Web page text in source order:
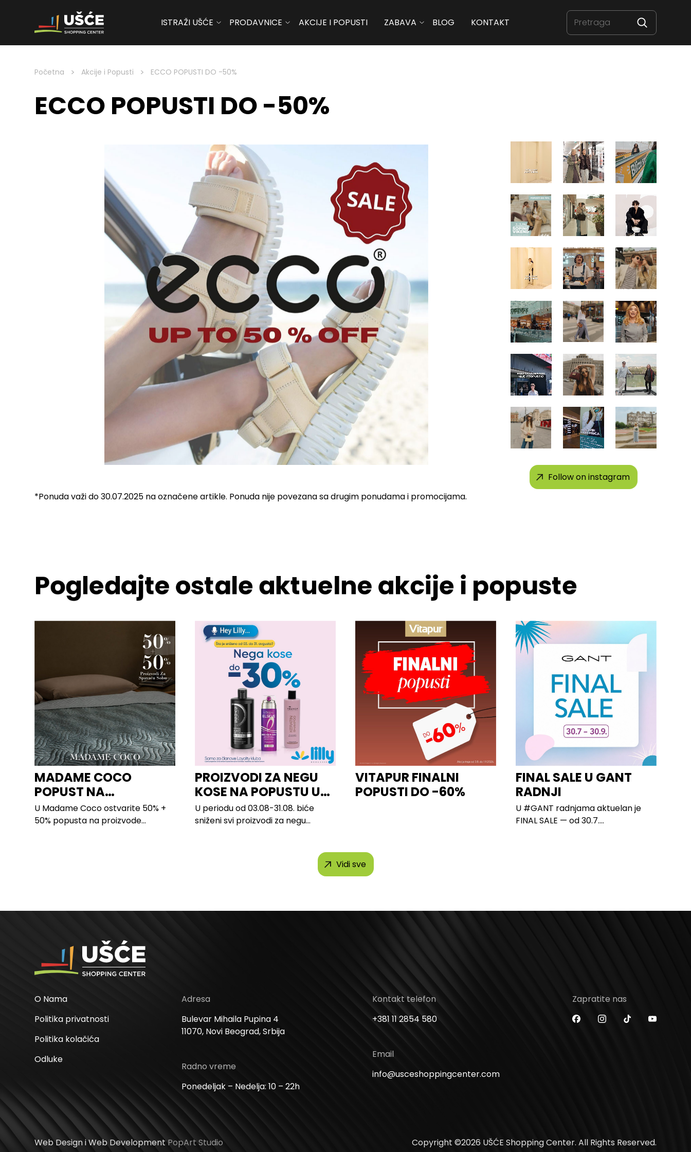
Skip to content
ISTRAŽI UŠĆE PRODAVNICE AKCIJE I POPUSTI ZABAVA BLOG KONTAKT
Početna > Akcije i Popusti > ECCO POPUSTI DO -50%
ECCO POPUSTI DO -50%
Follow on instagram
*Ponuda važi do 30.07.2025 na označene artikle. Ponuda nije povezana sa drugim ponudama i promocijama.
Pogledajte ostale aktuelne akcije i popuste
MADAME COCO
POPUST NA
PROIZVODE ZA
SPAVAĆU SOBU
U Madame Coco ostvarite 50% +
50% popusta na proizvode...
PROIZVODI ZA NEGU
KOSE NA POPUSTU U
LILLY
U periodu od 03.08-31.08. biće
sniženi svi proizvodi za negu
VITAPUR FINALNI
POPUSTI DO -60%
FINAL SALE U GANT
RADNJI
U #GANT radnjama aktuelan je
FINAL SALE — od 30.7....
Vidi sve
O Nama
Politika privatnosti
Politika kolačića
Odluke
Adresa
Bulevar Mihaila Pupina 4
11070, Novi Beograd, Srbija
Radno vreme
Ponedeljak – Nedelja: 10 – 22h
Kontakt telefon
+381 11 2854 580
Email
info@usceshoppingcenter.com
Zapratite nas
Web Design i Web DevelopmentPopArt Studio Copyright ©2026 UŠĆE Shopping Center. All Rights Reserved.